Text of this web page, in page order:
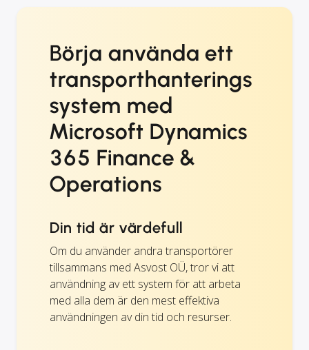
Börja använda ett
transporthanterings
system med
Microsoft Dynamics
365 Finance &
Operations
Din tid är värdefull
Om du använder andra transportörer
tillsammans med Asvost OÜ, tror vi att
användning av ett system för att arbeta
med alla dem är den mest effektiva
användningen av din tid och resurser.